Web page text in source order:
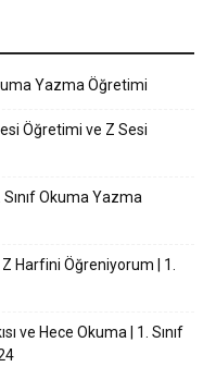
Yazma Öğretimi
Öğretimi ve Z Sesi
Sınıf Okuma Yazma
Z Harfini Öğreniyorum | 1.
ve Hece Okuma | 1. Sınıf